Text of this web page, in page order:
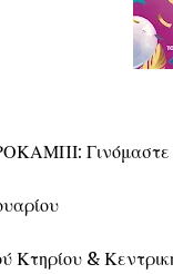
Γινόμαστε
Κτηρίου &